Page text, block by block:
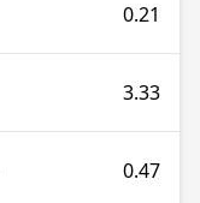
0.21
3.33
0.47